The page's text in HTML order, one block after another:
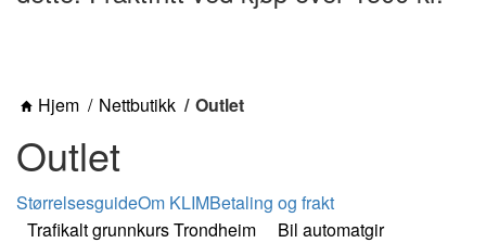
Hjem Nettbutikk Outlet
Outlet
StørrelsesguideOm KLIMBetaling og frakt
Trafikalt grunnkurs Trondheim
Bil automatgir